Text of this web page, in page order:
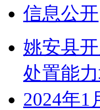
信息公开
姚安县
处置能力
2024年1